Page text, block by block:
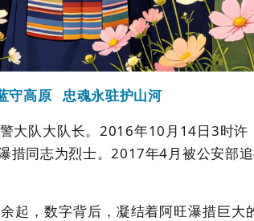
守高原忠魂永驻护山河
大队大队长。2016年10 月 14日3时许
措同志为烈士。2017年4月被公安部
余起，数字背后，凝结着阿旺瀑措巨